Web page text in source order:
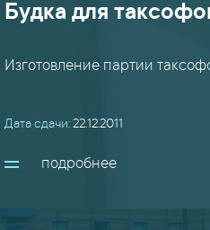
/
/
(17)
Будка для
Изготовление партии
Дата сдачи:22.12.2011
подробнее